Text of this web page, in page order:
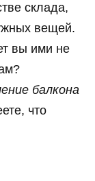
склада,
вещей.
вы ими не
балкона
что